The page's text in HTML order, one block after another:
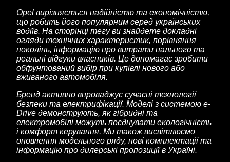
Opel вирізняється надійністю та економічністю,
що робить його популярним серед українських
водіїв. На сторінці тегу ви знайдете докладні
огляди технічних характеристик, порівняння
поколінь, інформацію про витрати пального та
реальні відгуки власників. Це допомагає зробити
обґрунтований вибір при купівлі нового або
вживаного автомобіля.
Бренд активно впроваджує сучасні технології
безпеки та електрифікації. Моделі з системою e-
Drive демонструють, як гібридні та
електромобілі можуть поєднувати екологічність
і комфорт керування. Ми також висвітлюємо
оновлення модельного ряду, нові комплектації та
інформацію про дилерські пропозиції в Україні.